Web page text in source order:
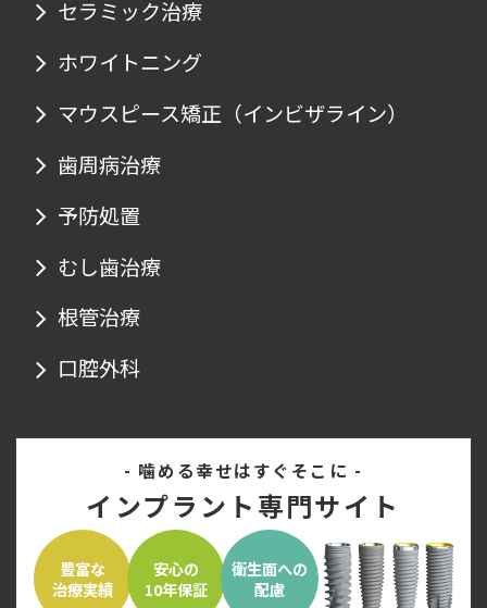
セラミック治療
ホワイトニング
マウスピース矯正 （インビザライン）
歯周病治療
予防処置
むし歯治療
根管治療
口腔外科
- 噛める幸せはすぐそこに -
インプラント専門サイト
豊富な
治療実績
安心の
10年保証
衛生面への
配慮